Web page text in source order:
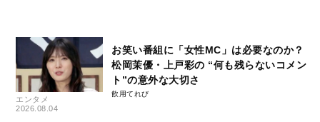
エンタメ
2026.08.04
お笑い番組に「女性MC」は必要なのか？
松岡茉優・上戸彩の “何も残らないコメン
ト”の意外な大切さ
飲用てれび